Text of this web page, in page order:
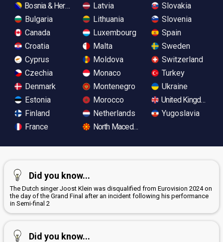
Bosnia & Herzegovina
Bulgaria
Canada
Croatia
Cyprus
Czechia
Denmark
Estonia
Finland
France
Latvia
Lithuania
Luxembourg
Malta
Moldova
Monaco
Montenegro
Morocco
Netherlands
North Macedonia
Slovakia
Slovenia
Spain
Sweden
Switzerland
Turkey
Ukraine
United Kingdom
Yugoslavia
Did you know...
The Dutch singer Joost Klein was disqualified from Eurovision 2024 on
the day of the Grand Final after an incident following his performance
in Semi-final 2
Did you know...